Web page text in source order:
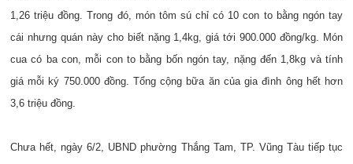
1,26 triệu đồng. Trong đó, món tôm sú chỉ có 10 con to bằng ngón tay
cái nhưng quán này cho biết nặng 1,4kg, giá tới 900.000 đồng/kg. Món
cua có ba con, mỗi con to bằng bốn ngón tay, nặng đến 1,8kg và tính
giá mỗi ký 750.000 đồng. Tổng cộng bữa ăn của gia đình ông hết hơn
3,6 triệu đồng.
Chưa hết, ngày 6/2, UBND phường Thắng Tam, TP. Vũng Tàu tiếp tục